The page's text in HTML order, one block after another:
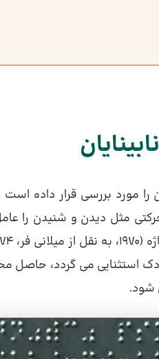
را مورد بررسی قرار داده
مثل دیدن و شنیدن را
استثنایی می گردد، حاصل
شود.